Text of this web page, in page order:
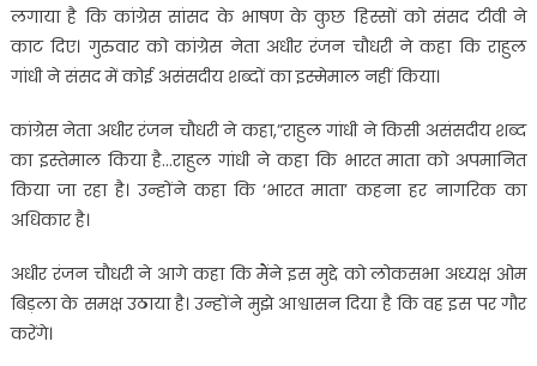
लगाया है कि कांग्रेस सांसद के भाषण के कुछ हिस्सों को संसद टीवी ने
काट दिए। गुरुवार को कांग्रेस नेता अधीर रंजन चौधरी ने कहा कि राहुल
गांधी ने संसद में कोई असंसदीय शब्दों का इस्मेमाल नहीं किया।
कांग्रेस नेता अधीर रंजन चौधरी ने कहा,”राहुल गांधी ने किसी असंसदीय शब्द
का इस्तेमाल किया है…राहुल गांधी ने कहा कि भारत माता को अपमानित
किया जा रहा है। उन्होंने कहा कि ‘भारत माता’ कहना हर नागरिक का
अधिकार है।
अधीर रंजन चौधरी ने आगे कहा कि मैंने इस मुद्दे को लोकसभा अध्यक्ष ओम
बिड़ला के समक्ष उठाया है। उन्होंने मुझे आश्वासन दिया है कि वह इस पर गौर
करेंगे।